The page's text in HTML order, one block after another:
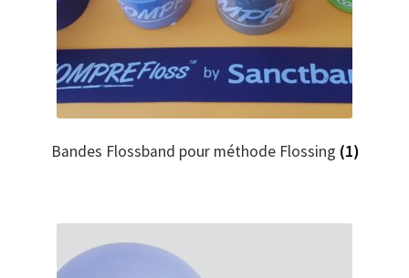
Bandes Flossband pour méthode Flossing (1)